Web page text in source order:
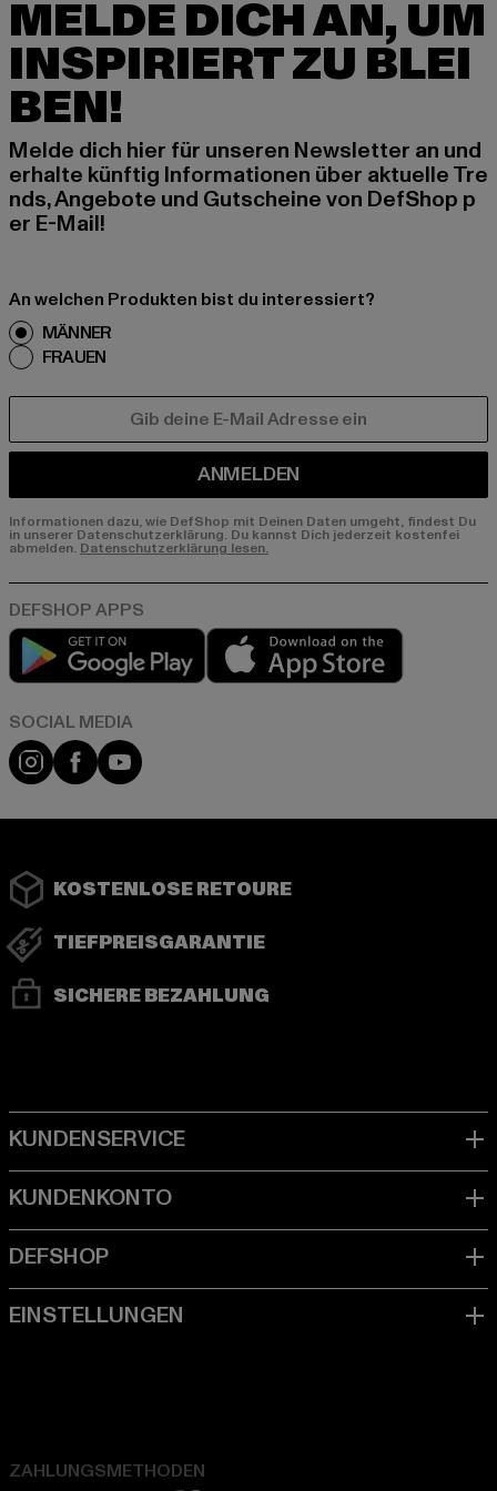
MELDE DICH AN, UM
INSPIRIERT ZU BLEI
BEN!
Melde dich hier für unseren Newsletter an und
erhalte künftig Informationen über aktuelle Tre
nds, Angebote und Gutscheine von DefShop p
er E-Mail!
An welchen Produkten bist du interessiert?
MÄNNER
FRAUEN
ANMELDEN
Informationen dazu, wie DefShop mit Deinen Daten umgeht, findest Du
in unserer Datenschutzerklärung. Du kannst Dich jederzeit kostenfei
abmelden. Datenschutzerklärung lesen.
Play market
Instagram
FacebookYouTube
KOSTENLOSE RETOURE
TIEFPREISGARANTIE
SICHERE BEZAHLUNG
ZAHLUNGSMETHODEN